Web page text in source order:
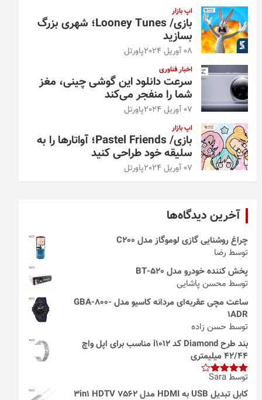
اپ بازار
بازی/ Looney Tunes؛ شهری بزرگ
بسازید
08 آوریل 2024 پاورتل
اخبار فناوری
سرعت دانلود این گوشی چینی، مغز
شما را منفجر می‌کند
07 آوریل 2024 پاورتل
اپ بازار
بازی/ Pastel Friends؛ آواتارها را به
سلیقه خود طراحی کنید
07 آوریل 2024 پاورتل
آخرین دیدگاه‌ها
چراغ روشنایی گازی لوموگاز مدل C200
توسط رضا
پخش کننده خودرو مدل 520-BT
توسط محسن پاشایی
ساعت مچی عقربه‌ای مردانه کاسیو مدل GBA-800-
1ADR
توسط حسن زاده
بند طرح Diamond کد i1012 مناسب برای اپل واچ
42/44 میلیمتری
امتیاز4
از 5
توسط Sara
کابل تبدیل USB به HDMI مدل 3in1 HDTV 7562